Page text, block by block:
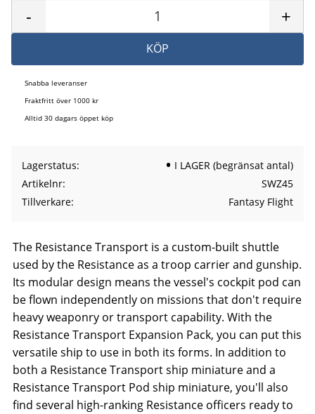
+
-
KÖP
Snabba leveranser
Fraktfritt över 1000 kr
Alltid 30 dagars öppet köp
Lagerstatus
I LAGER (begränsat antal)
Artikelnr
SWZ45
Tillverkare
Fantasy Flight
The Resistance Transport is a custom-built shuttle
used by the Resistance as a troop carrier and gunship.
Its modular design means the vessel's cockpit pod can
be flown independently on missions that don't require
heavy weaponry or transport capability. With the
Resistance Transport Expansion Pack, you can put this
versatile ship to use in both its forms. In addition to
both a Resistance Transport ship miniature and a
Resistance Transport Pod ship miniature, you'll also
find several high-ranking Resistance officers ready to